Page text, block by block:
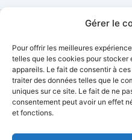
Gérer le
Pour offrir les meilleures
telles que les cookies pour
appareils. Le fait de consentir à
traiter des données telles que le
uniques sur ce site. Le fait de ne
consentement peut avoir un effet
et fonctions.
Contact
Mentions légales
Plandesite
Conditions générales
Condition générales de vente